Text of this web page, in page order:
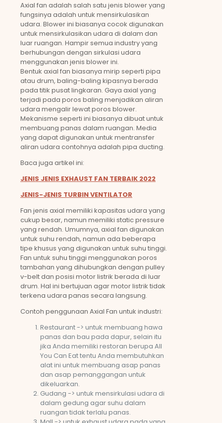
Axial fan adalah salah satu jenis blower yang
fungsinya adalah untuk mensirkulasikan
udara. Blower ini biasanya cocok digunakan
untuk mensirkulasikan udara di dalam dan
luar ruangan. Hampir semua industry yang
berhubungan dengan sirkulasi udara
menggunakan jenis blower ini.
Bentuk axial fan biasanya mirip seperti pipa
atau drum, baling-baling kipasnya berada
pada titik pusat lingkaran. Gaya axial yang
terjadi pada poros baling menjadikan aliran
udara mengalir lewat poros blower.
Mekanisme seperti ini biasanya dibuat untuk
membuang panas dalam ruangan. Media
yang dapat digunakan untuk mentransfer
aliran udara contohnya adalah pipa ducting.
Baca juga artikel ini:
JENIS JENIS EXHAUST FAN TERBAIK 2022
JENIS-JENIS TURBIN VENTILATOR
Fan jenis axial memiliki kapasitas udara yang
cukup besar, namun memiliki static pressure
yang rendah. Umumnya, axial fan digunakan
untuk suhu rendah, namun ada beberapa
tipe khusus yang digunakan untuk suhu tinggi.
Fan untuk suhu tinggi menggunakan poros
tambahan yang dihubungkan dengan pulley
v-belt dan posisi motor listrik berada di luar
drum. Hal ini bertujuan agar motor listrik tidak
terkena udara panas secara langsung.
Contoh penggunaan Axial Fan untuk industri:
Restaurant -> untuk membuang hawa
panas dan bau pada dapur, selain itu
jika Anda memiliki restoran berupa All
You Can Eat tentu Anda membutuhkan
alat ini untuk membuang asap panas
dan asap pemanggangan untuk
dikeluarkan.
Gudang -> untuk mensirkulasi udara di
dalam gedung agar suhu dalam
ruangan tidak terlalu panas.